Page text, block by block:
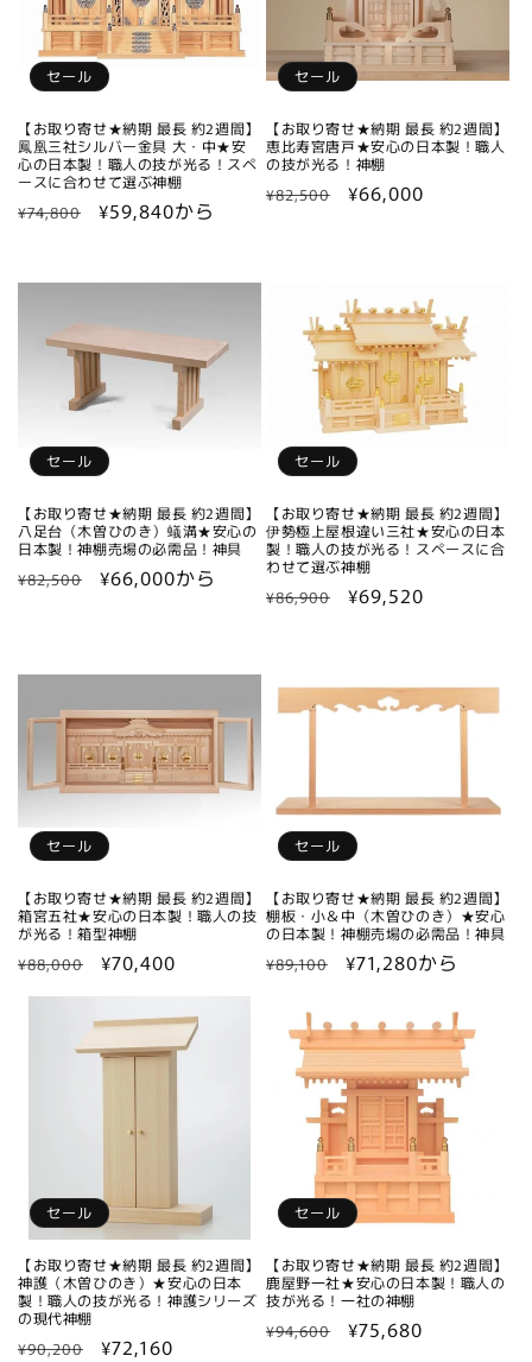
セール
【お取り寄せ★納期 最長 約2週間】
鳳凰三社シルバー金具 大・中★安
心の日本製！職人の技が光る！スペ
ースに合わせて選ぶ神棚
通
¥74,800
セ
格
¥59,840から
セール
【お取り寄せ★納期 最長 約2週間】
恵比寿宮唐戸★安心の日本製！職人
の技が光る！神棚
通
¥82,500
セ
格
¥66,000
セール
【お取り寄せ★納期 最長 約2週間】
八足台（木曽ひのき）蟻溝★安心の
日本製！神棚売場の必需品！神具
通
¥82,500
セ
¥66,000から
セール
【お取り寄せ★納期 最長 約2週間】
伊勢極上屋根違い三社★安心の日本
製！職人の技が光る！スペースに合
わせて選ぶ神棚
通
格
¥86,900
セ
価
格
¥69,520
セール
【お取り寄せ★納期 最長 約2週間】
箱宮五社★安心の日本製！職人の技
が光る！箱型神棚
通
常
¥88,000
セ
ル
価
¥70,400
セール
【お取り寄せ★納期 最長 約2週間】
棚板・小＆中（木曽ひのき）★安心
の日本製！神棚売場の必需品！神具
通
¥89,100
セ
ル
価
格
¥71,280から
セール
【お取り寄せ★納期 最長 約2週間】
神護（木曽ひのき）★安心の日本
製！職人の技が光る！神護シリーズ
の現代神棚
通
¥90,200
セ
¥72,160
セール
【お取り寄せ★納期 最長 約2週間】
鹿屋野一社★安心の日本製！職人の
技が光る！一社の神棚
通
¥94,600
セ
¥75,680